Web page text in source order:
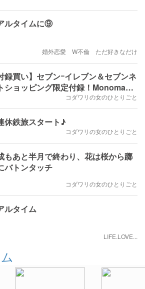
ルタイムに⑨
婚外恋愛 W不倫 ただ好きなだけ
録買い】セブンｰイレブン＆セブンネ
ショッピング限定付録！Monomax4
コダワリの女のひとりごと
休鉄旅スタート♪
コダワリの女のひとりごと
もあと半月で終わり、花は桜から躑
バトンタッチ
コダワリの女のひとりごと
ルタイム
LIFE.LOVE...